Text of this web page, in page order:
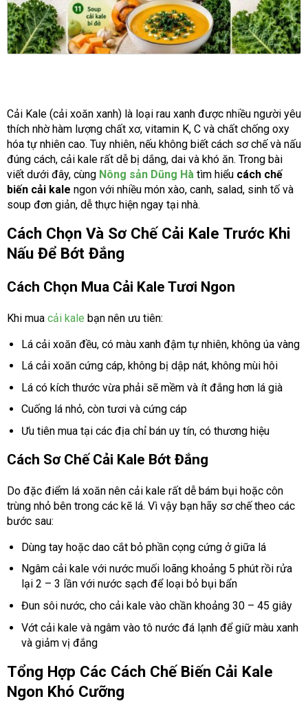
Cải Kale (cải xoăn xanh) là loại rau xanh được nhiều người yêu
thích nhờ hàm lượng chất xơ, vitamin K, C và chất chống oxy
hóa tự nhiên cao. Tuy nhiên, nếu không biết cách sơ chế và nấu
đúng cách, cải kale rất dễ bị dắng, dai và khó ăn. Trong bài
viết dưới đây, cùng Nông sản Dũng Hà tìm hiểu cách chế
biến cải kale ngon với nhiều món xào, canh, salad, sinh tố và
soup đơn giản, dễ thực hiện ngay tại nhà.
Cách Chọn Và Sơ Chế Cải Kale Trước Khi
Nấu Để Bớt Đắng
Cách Chọn Mua Cải Kale Tươi Ngon
Khi mua cải kale bạn nên ưu tiên:
Lá cải xoăn đều, có màu xanh đậm tự nhiên, không úa vàng
Lá cải xoăn cứng cáp, không bị dập nát, không mùi hôi
Lá có kích thước vừa phải sẽ mềm và ít đắng hơn lá già
Cuống lá nhỏ, còn tươi và cứng cáp
Ưu tiên mua tại các địa chỉ bán uy tín, có thương hiệu
Cách Sơ Chế Cải Kale Bớt Đắng
Do đặc điểm lá xoăn nên cải kale rất dễ bám bụi hoặc côn
trùng nhỏ bên trong các kẽ lá. Vì vậy bạn hãy sơ chế theo các
bước sau:
Dùng tay hoặc dao cắt bỏ phần cọng cứng ở giữa lá
Ngâm cải kale với nước muối loãng khoảng 5 phút rồi rửa
lại 2 – 3 lần với nước sạch để loại bỏ bụi bẩn
Đun sôi nước, cho cải kale vào chần khoảng 30 – 45 giây
Vớt cải kale và ngâm vào tô nước đá lạnh để giữ màu xanh
và giảm vị đắng
Tổng Hợp Các Cách Chế Biến Cải Kale
Ngon Khó Cưỡng